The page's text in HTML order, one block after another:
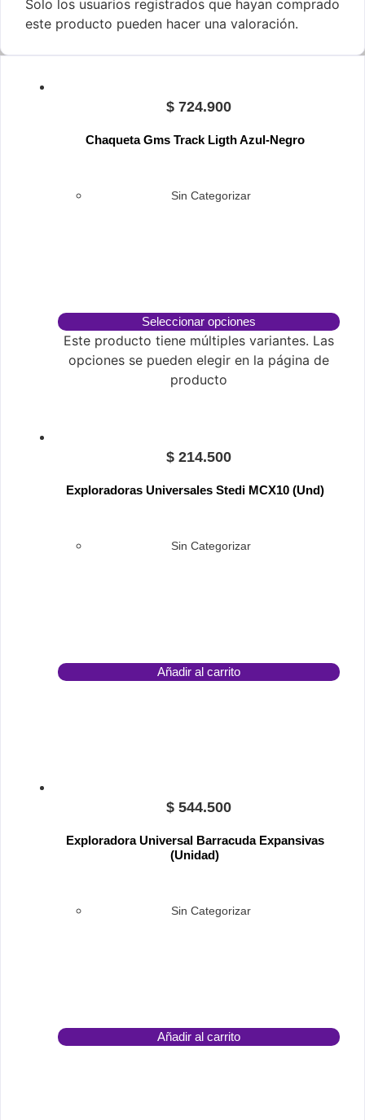
Solo los usuarios registrados que hayan comprado
este producto pueden hacer una valoración.
$ 724.900
Chaqueta Gms Track Ligth Azul-Negro
Sin Categorizar
Seleccionar opciones
Este producto tiene múltiples variantes. Las
opciones se pueden elegir en la página de
producto
$ 214.500
Exploradoras Universales Stedi MCX10 (Und)
Sin Categorizar
Añadir al carrito
$ 544.500
Exploradora Universal Barracuda Expansivas
(Unidad)
Sin Categorizar
Añadir al carrito